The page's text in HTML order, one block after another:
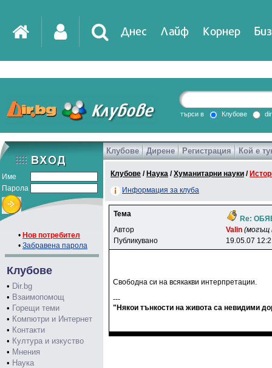
Днес Лайф Корнер
DirTV Impressio
Games
търси в Клубове
Име
Парола
• Нов потребител
• Забравена парола
Клубове
• Dir.bg
• Взаимопомощ
• Горещи теми
• Компютри и Интернет
• Контакти
• Култура и изкуство
• Мнения
• Наука
Клубове Дирене Регистрация Кой е
Клубове / Наука /Хуманитарни науки /
Информация за клуба
Тема
Re:
Автор
Valin (могъщ
Публикувано
19.05.07
Свободна си на всякакви интерпретации.
---
"Някои тънкости на живота са невидими